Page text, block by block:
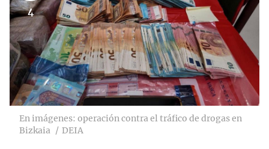
4
En imágenes: operación contra el tráfico de drogas en
Bizkaia
DEIA